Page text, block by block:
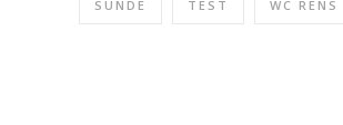
SUNDE TEST WC RENS